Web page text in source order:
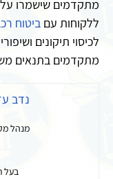
מתקדמים שישמרו
ללקוחות עם ביטוח
לכיסוי תיקונים
מתקדמים בתנאים
נדב
מנהל
בעל